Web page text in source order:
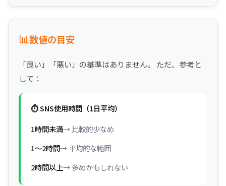
📊数値の目安
「良い」「悪い」の基準はありません。 ただ、参考と
して：
⏱️ SNS使用時間（1日平均）
1時間未満→ 比較的少なめ
1〜2時間→ 平均的な範囲
2時間以上→ 多めかもしれない